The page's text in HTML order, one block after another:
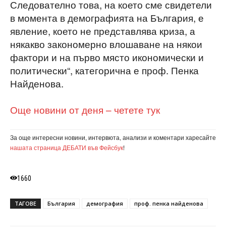
Следователно това, на което сме свидетели
в момента в демографията на България, е
явление, което не представлява криза, а
някакво закономерно влошаване на някои
фактори и на първо място икономически и
политически“, категорична е проф. Пенка
Найденова.
Още новини от деня – четете тук
За още интересни новини, интервюта, анализи и коментари харесайте
нашата страница ДЕБАТИ във Фейсбук!
1660
ТАГОВЕ България демография проф. пенка найденова